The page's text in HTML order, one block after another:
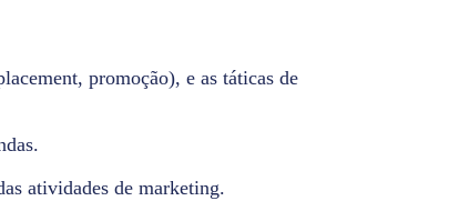
promoção), e as táticas de
atividades de marketing.